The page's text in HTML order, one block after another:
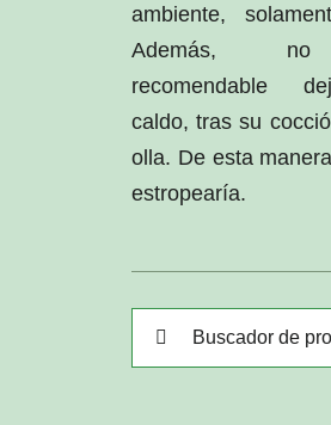
ambiente,
Además,
recomendable
caldo, tras su
olla. De esta
estropearía.
Buscar: